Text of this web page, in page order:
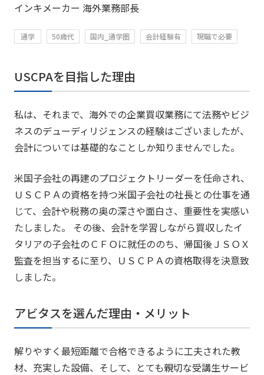
インキメーカー 海外業務部長
通学 50歳代 国内_通学圏 会計経験有 現職で必要
USCPAを目指した理由
私は、それまで、海外での企業買収業務にて法務やビジ
ネスのデューディリジェンスの経験はございましたが、
会計については基礎的なことしか知りませんでした。
米国子会社の再建のプロジェクトリーダーを任命され、
ＵＳＣＰＡの資格を持つ米国子会社の社長との仕事を通
じて、会計や税務の奥の深さや面白さ、重要性を実感い
たしました。 その後、会計を学習しながら買収したイ
タリアの子会社のＣＦＯに就任ののち、帰国後ＪＳＯＸ
監査を担当するに至り、ＵＳＣＰＡの資格取得を決意致
しました。
アビタスを選んだ理由・メリット
解りやすく最短距離で合格できるように工夫された教
材、充実した設備、そして、とても親切な受講生サービ